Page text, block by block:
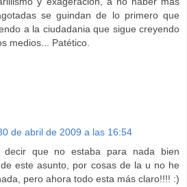
se guindan de lo primero que
a la ciudadania que sigue creyendo
medios... Patético.
de abril de 2009 a las 16:54
decir que no estaba para nada bien
este asunto, por cosas de la u no he
pero ahora todo esta más claro!!!! :)